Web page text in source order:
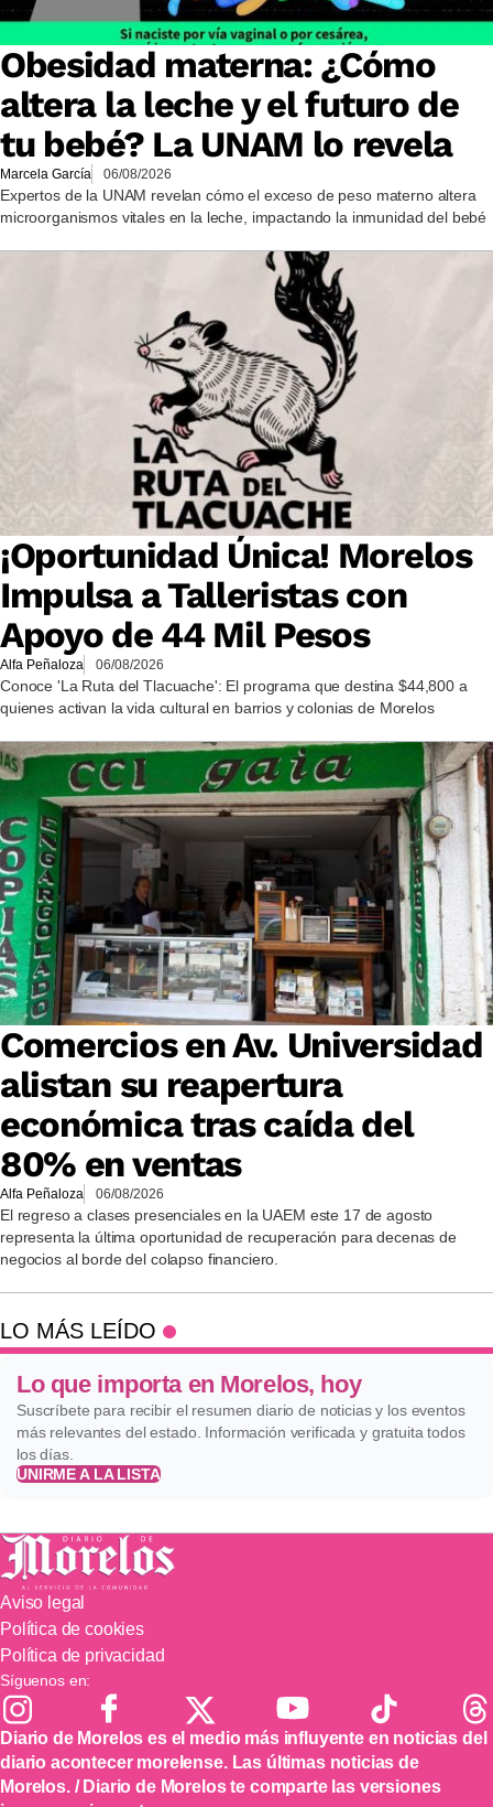
Obesidad materna: ¿Cómo
altera la leche y el futuro de
tu bebé? La UNAM lo revela
Marcela García 06/08/2026
Expertos de la UNAM revelan cómo el exceso de peso materno altera
microorganismos vitales en la leche, impactando la inmunidad del bebé
¡Oportunidad Única! Morelos
Impulsa a Talleristas con
Apoyo de 44 Mil Pesos
Alfa Peñaloza 06/08/2026
Conoce 'La Ruta del Tlacuache': El programa que destina $44,800 a
quienes activan la vida cultural en barrios y colonias de Morelos
Comercios en Av. Universidad
alistan su reapertura
económica tras caída del
80% en ventas
Alfa Peñaloza 06/08/2026
El regreso a clases presenciales en la UAEM este 17 de agosto
representa la última oportunidad de recuperación para decenas de
negocios al borde del colapso financiero.
LO MÁS LEÍDO
Lo que importa en Morelos, hoy
Suscríbete para recibir el resumen diario de noticias y los eventos
más relevantes del estado. Información verificada y gratuita todos
los días.
UNIRME A LA LISTA
Aviso legal
Política de cookies
Política de privacidad
Síguenos en:
Diario de Morelos es el medio más influyente en noticias del
diario acontecer morelense. Las últimas noticias de
Morelos. / Diario de Morelos te comparte las versiones